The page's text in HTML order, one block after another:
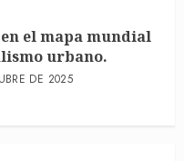
el mapa mundial
urbano.
DE 2025